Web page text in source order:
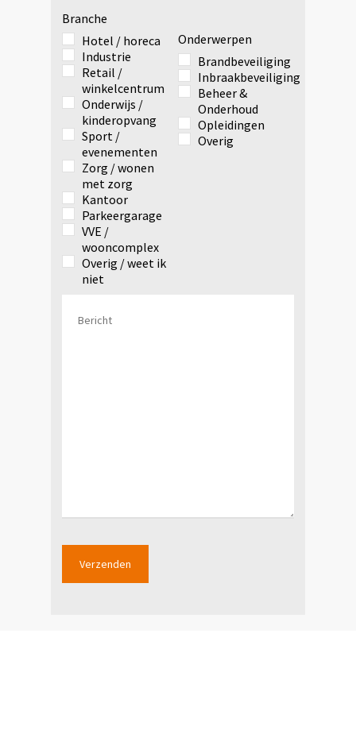
Branche
Hotel / horeca
Industrie
Retail /
winkelcentrum
Onderwijs /
kinderopvang
Sport /
evenementen
Zorg / wonen
met zorg
Kantoor
Parkeergarage
VVE /
wooncomplex
Overig / weet ik
niet
Onderwerpen
Brandbeveiliging
Inbraakbeveiliging
Beheer &
Onderhoud
Opleidingen
Overig